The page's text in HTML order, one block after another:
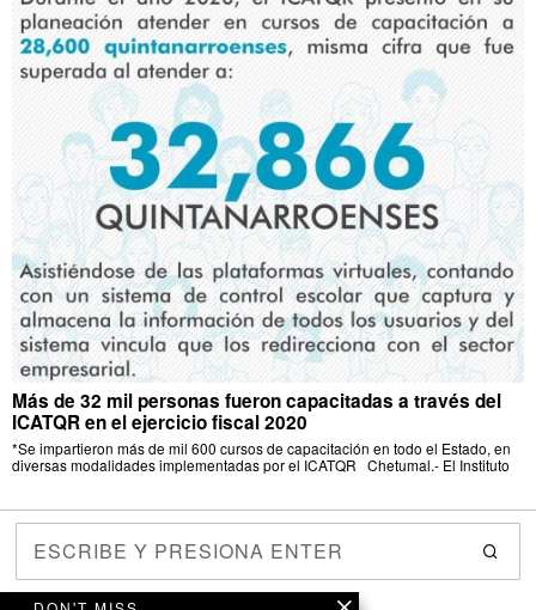
Más de 32 mil personas fueron capacitadas a través del
ICATQR en el ejercicio fiscal 2020
*Se impartieron más de mil 600 cursos de capacitación en todo el Estado, en
diversas modalidades implementadas por el ICATQR Chetumal.- El Instituto